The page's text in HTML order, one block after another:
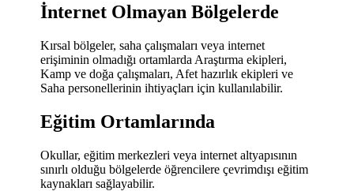
İnternet Olmayan Bölgelerde
Kırsal bölgeler, saha çalışmaları veya internet
erişiminin olmadığı ortamlarda Araştırma ekipleri,
Kamp ve doğa çalışmaları, Afet hazırlık ekipleri ve
Saha personellerinin ihtiyaçları için kullanılabilir.
Eğitim Ortamlarında
Okullar, eğitim merkezleri veya internet altyapısının
sınırlı olduğu bölgelerde öğrencilere çevrimdışı eğitim
kaynakları sağlayabilir.